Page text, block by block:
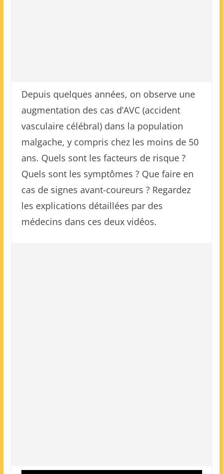
Depuis quelques années, on observe une
augmentation des cas d’AVC (accident
vasculaire célébral) dans la population
malgache, y compris chez les moins de 50
ans. Quels sont les facteurs de risque ?
Quels sont les symptômes ? Que faire en
cas de signes avant-coureurs ? Regardez
les explications détaillées par des
médecins dans ces deux vidéos.